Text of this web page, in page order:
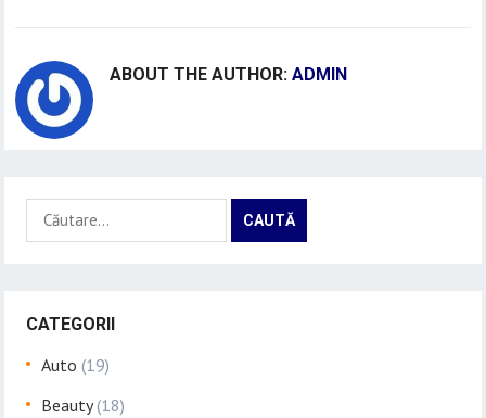
ABOUT THE AUTHOR:ADMIN
Caută
după:
CATEGORII
Auto (19)
Beauty(18)